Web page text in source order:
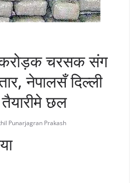
करोड़क चरसक संग
नेपालसँ दिल्ली
छल
Punarjagran Prakash